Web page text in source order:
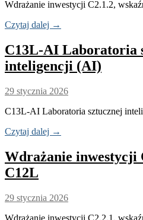
Wdrażanie inwestycji C2.1.2,
Czytaj dalej →
C13L-AI Laboratoria
inteligencji (AI)
29 stycznia 2026
C13L-AI Laboratoria sztucznej
Czytaj dalej →
Wdrażanie inwestycji
C12L
29 stycznia 2026
Wdrażanie inwestycji C2.2.1,